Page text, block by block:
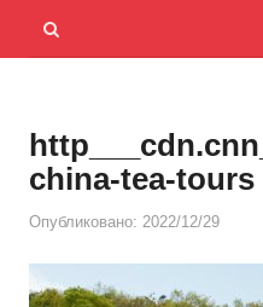
Menu
Открыть
china-tea-tours
Опубликовано: 2022/12/29